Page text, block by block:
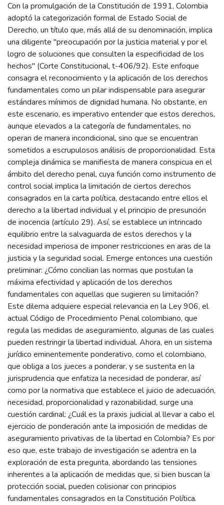
Con la promulgación de la Constitución de 1991, Colombia
adoptó la categorización formal de Estado Social de
Derecho, un título que, más allá de su denominación, implica
una diligente "preocupación por la justicia material y por el
logro de soluciones que consulten la especificidad de los
hechos" (Corte Constitucional, t-406/92). Este enfoque
consagra el reconocimiento y la aplicación de los derechos
fundamentales como un pilar indispensable para asegurar
estándares mínimos de dignidad humana. No obstante, en
este escenario, es imperativo entender que estos derechos,
aunque elevados a la categoría de fundamentales, no
operan de manera incondicional, sino que se encuentran
sometidos a escrupulosos análisis de proporcionalidad. Esta
compleja dinámica se manifiesta de manera conspicua en el
ámbito del derecho penal, cuya función como instrumento de
control social implica la limitación de ciertos derechos
consagrados en la carta política, destacando entre ellos el
derecho a la libertad individual y el principio de presunción
de inocencia (artículo 29). Así, se establece un intrincado
equilibrio entre la salvaguarda de estos derechos y la
necesidad imperiosa de imponer restricciones en aras de la
justicia y la seguridad social. Emerge entonces una cuestión
preliminar: ¿Cómo concilian las normas que postulan la
máxima efectividad y aplicación de los derechos
fundamentales con aquellas que sugieren su limitación?
Este dilema adquiere especial relevancia en la Ley 906, el
actual Código de Procedimiento Penal colombiano, que
regula las medidas de aseguramiento, algunas de las cuales
pueden restringir la libertad individual. Ahora, en un sistema
jurídico eminentemente ponderativo, como el colombiano,
que obliga a los jueces a ponderar, y se sustenta en la
jurisprudencia que enfatiza la necesidad de ponderar, así
como por la normativa que establece el juicio de adecuación,
necesidad, proporcionalidad y razonabilidad, surge una
cuestión cardinal: ¿Cuál es la praxis judicial al llevar a cabo el
ejercicio de ponderación ante la imposición de medidas de
aseguramiento privativas de la libertad en Colombia? Es por
eso que, este trabajo de investigación se adentra en la
exploración de esta pregunta, abordando las tensiones
inherentes a la aplicación de medidas que, si bien buscan la
protección social, pueden colisionar con principios
fundamentales consagrados en la Constitución Política.